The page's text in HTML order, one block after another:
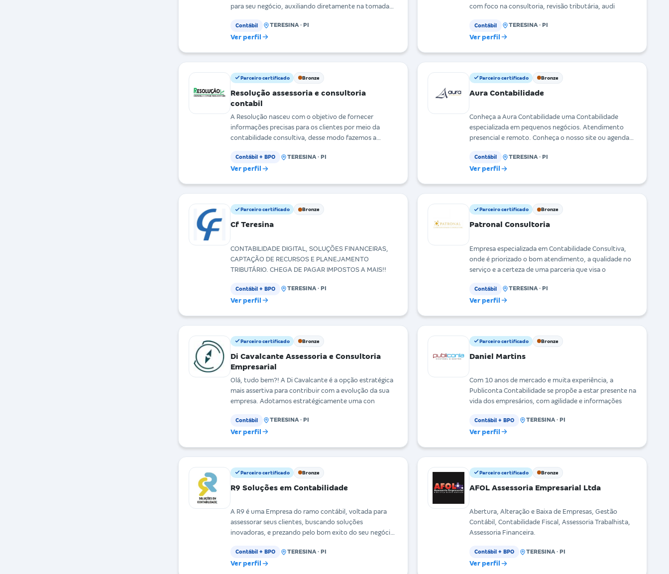
para seu negócio, auxiliando diretamente na tomada
Contábil TERESINA · PI
Ver perfil
com foco na consultoria, revisão tributária, audi
Contábil TERESINA · PI
Ver perfil
Parceiro certificado Bronze
Resolução assessoria e consultoria
contabil
A Resolução nasceu com o objetivo de fornecer
informações precisas para os clientes por meio da
contabilidade consultiva, desse modo fazemos a
Contábil + BPO TERESINA · PI
Ver perfil
Parceiro certificado Bronze
Aura Contabilidade
Conheça a Aura Contabilidade uma Contabilidade
especializada em pequenos negócios. Atendimento
presencial e remoto. Conheça o nosso site ou agenda
Contábil TERESINA · PI
Ver perfil
Parceiro certificado Bronze
Cf Teresina
CONTABILIDADE DIGITAL, SOLUÇÕES FINANCEIRAS,
CAPTAÇÃO DE RECURSOS E PLANEJAMENTO
TRIBUTÁRIO. CHEGA DE PAGAR IMPOSTOS A MAIS!!
Contábil + BPO TERESINA · PI
Ver perfil
Parceiro certificado Bronze
Patronal Consultoria
Empresa especializada em Contabilidade Consultiva,
onde é priorizado o bom atendimento, a qualidade no
serviço e a certeza de uma parceria que visa o
Contábil TERESINA · PI
Ver perfil
Parceiro certificado Bronze
Di Cavalcante Assessoria e Consultoria
Empresarial
Olá, tudo bem?! A Di Cavalcante é a opção estratégica
mais assertiva para contribuir com a evolução da sua
empresa. Adotamos estratégicamente uma con
Contábil TERESINA · PI
Ver perfil
Parceiro certificado Bronze
Daniel Martins
Com 10 anos de mercado e muita experiência, a
Publiconta Contabilidade se propõe a estar presente na
vida dos empresários, com agilidade e informações
Contábil + BPO TERESINA · PI
Ver perfil
Parceiro certificado Bronze
R9 Soluções em Contabilidade
A R9 é uma Empresa do ramo contábil, voltada para
assessorar seus clientes, buscando soluções
inovadoras, e prezando pelo bom exito do seu negócio.
Contábil + BPO TERESINA · PI
Ver perfil
Parceiro certificado Bronze
AFOL Assessoria Empresarial Ltda
Abertura, Alteração e Baixa de Empresas, Gestão
Contábil, Contabilidade Fiscal, Assessoria Trabalhista,
Assessoria Financeira.
Contábil + BPO TERESINA · PI
Ver perfil